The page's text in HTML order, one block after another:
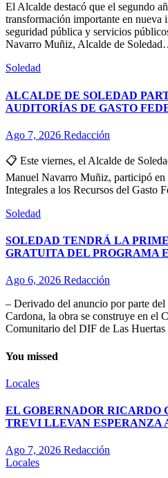
El Alcalde destacó que el segundo
transformación importante en nueva
seguridad pública y servicios
Navarro Muñiz, Alcalde de
Soledad
ALCALDE DE SOLEDAD
AUDITORÍAS DE GASTO
Ago 7, 2026 Redacción
📋 Este viernes, el Alcalde de
Manuel Navarro Muñiz, participó en
Integrales a los Recursos del Gasto
Soledad
SOLEDAD TENDRÁ LA
GRATUITA DEL PROGRAMA
Ago 6, 2026 Redacción
– Derivado del anuncio por parte
Cardona, la obra se construye en el
Comunitario del DIF de Las
You missed
Locales
EL GOBERNADOR RICARDO
TREVI LLEVAN ESPERANZA
Ago 7, 2026 Redacción
Locales